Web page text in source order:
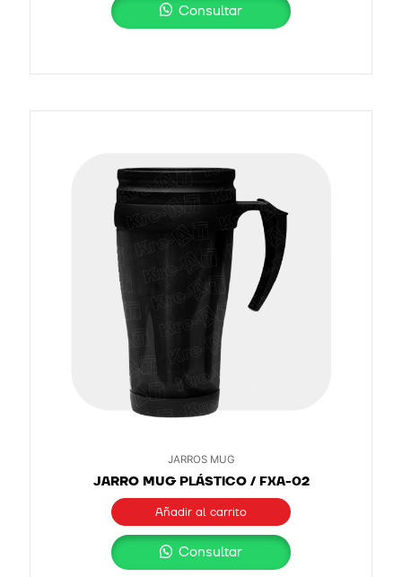
Consultar
JARROS MUG
JARRO MUG PLÁSTICO / FXA-02
Añadir al carrito
Consultar